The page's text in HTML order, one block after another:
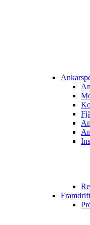
Framdrift